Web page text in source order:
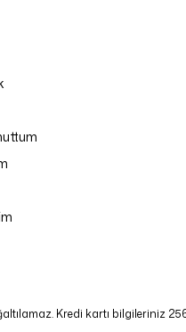
Kredi kartı bilgileriniz